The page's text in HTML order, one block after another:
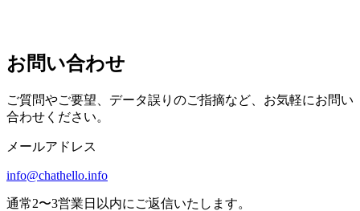
お問い合わせ
ご質問やご要望、データ誤りのご指摘など、お気軽にお問い
合わせください。
メールアドレス
info@chathello.info
通常2〜3営業日以内にご返信いたします。